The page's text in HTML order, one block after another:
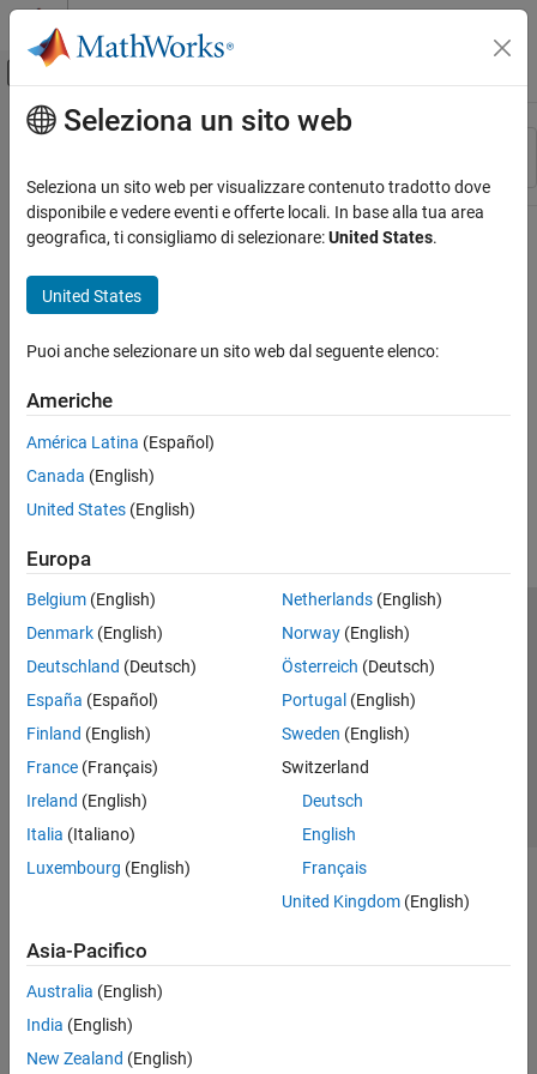
Vai al contenuto
Attiva/disattiva menu di navigazione
Risorsa
Stato
Contenuto principale
Seleziona un sito web
Seleziona un sito web per visualizzare contenuto tradotto dove
disponibile e vedere eventi e offerte locali. In base alla tua area
geografica, ti consigliamo di selezionare:United States.
United States
Puoi anche selezionare un sito web dal seguente elenco:
Americhe
América Latina (Español)
Canada (English)
United States (English)
Europa
Belgium (English)
Denmark (English)
Deutschland (Deutsch)
España (Español)
Finland (English)
France (Français)
Ireland (English)
Italia (Italiano)
Luxembourg (English)
Netherlands(English)
Norway(English)
Österreich (Deutsch)
Portugal (English)
Sweden (English)
Switzerland
Deutsch
English
Français
United Kingdom(English)
Asia-Pacifico
Australia (English)
India (English)
New Zealand (English)
Centro di fiducia
Informativa sulla privacy
Antipirateria
Stato dell'applicazione
Contatti
© 1994-2026 The MathWorks, Inc.